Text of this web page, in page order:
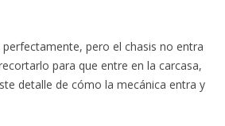
pero el chasis no entra
para que entre en la carcasa,
detalle de cómo la mecánica entra y